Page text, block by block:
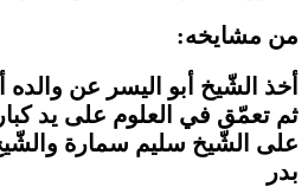
من مشايخه:
أخذ الشّيخ أبو اليسر عن والده
ثم تعمّق في العلوم على يد
على الشّيخ سليم سمارة
بدر